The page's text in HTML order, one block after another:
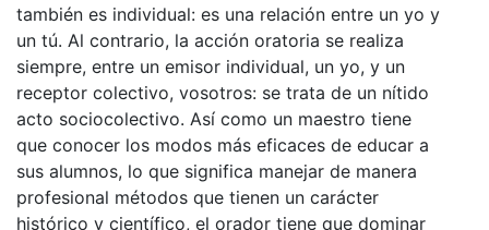
también es individual: es una relación entre un yo y
un tú. Al contrario, la acción oratoria se realiza
siempre, entre un emisor individual, un yo, y un
receptor colectivo, vosotros: se trata de un nítido
acto sociocolectivo. Así como un maestro tiene
que conocer los modos más eficaces de educar a
sus alumnos, lo que significa manejar de manera
profesional métodos que tienen un carácter
histórico y científico, el orador tiene que dominar